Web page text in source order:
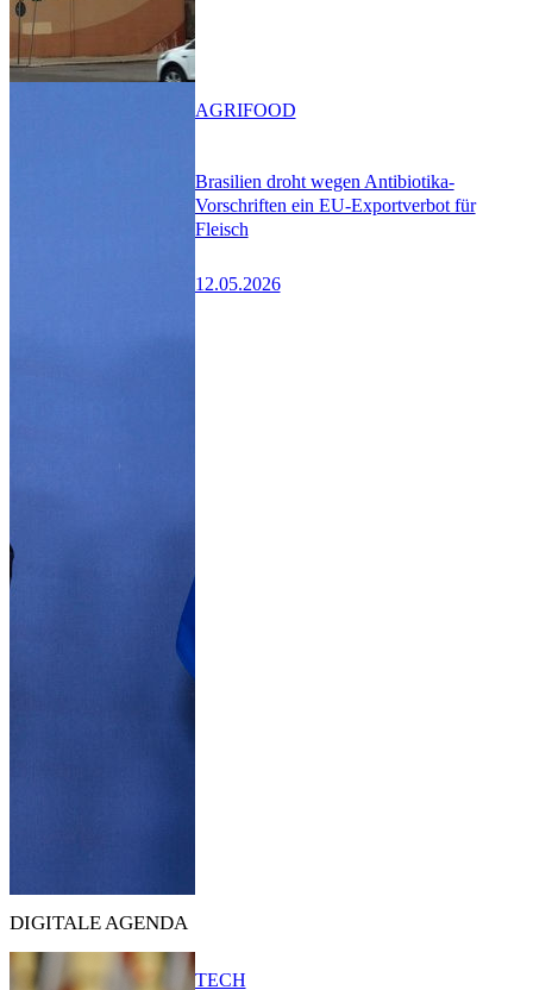
Brasilien droht wegen Antibiotika-
Vorschriften ein EU-Exportverbot für
Fleisch
12.05.2026
AGRIFOOD
DIGITALE AGENDA
TECH